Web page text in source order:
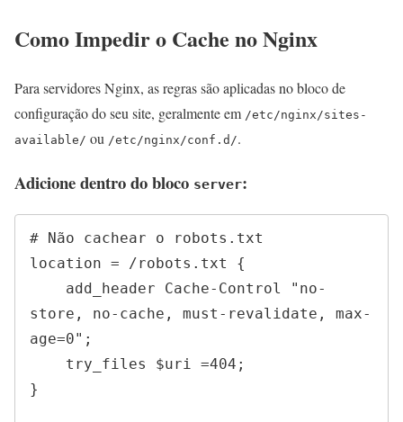
Como Impedir o Cache no Nginx
Para servidores Nginx, as regras são aplicadas no bloco de
configuração do seu site, geralmente em /etc/nginx/sites-
available/ ou /etc/nginx/conf.d/.
Adicione dentro do bloco server:
# Não cachear o robots.txt
location = /robots.txt {
store, no-cache, must-revalidate, max-
age=0";
}